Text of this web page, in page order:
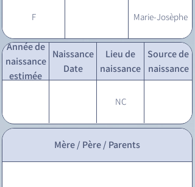
F Marie-Josèphe
Année de
naissance
estimée
Naissance
Date
Lieu de
naissance
Source de
naissance
NC
Mère / Père / Parents